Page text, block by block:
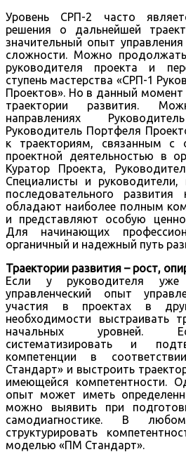
Уровень СРП-2 часто
решения о дальнейшей
значительный опыт
сложности. Можно
руководителя проекта и
ступень мастерства «СРП-1
Проектов». Но в данный момент
траектории развития.
направлениях
Руководитель Портфеля
к траекториям, связанным с
проектной деятельностью в
Куратор Проекта,
Специалисты и руководители,
последовательного
обладают наиболее полным
и представляют особую
Для начинающих
органичный и надежный путь
Траектории развития – рост,
Если у руководителя уже
управленческий опыт
участия в проектах в
необходимости выстраивать
начальных уровней.
систематизировать и
компетенции в
Стандарт» и выстроить
имеющейся компетентности.
опыт может иметь
можно выявить при
самодиагностике. В
структурировать
моделью «ПМ Стандарт».